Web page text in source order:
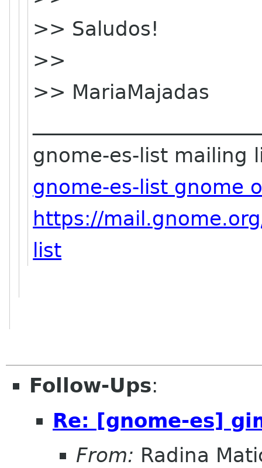
>> Saludos!
>>
>> MariaMajadas
gnome-es-list mailing
gnome-es-list gnome
https://
list
Follow-Ups:
Re: [gnome-es]
From: Radina